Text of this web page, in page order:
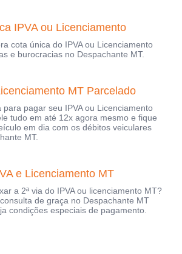
IPVA ou Licenciamento
cota única do IPVA ou Licenciamento
e burocracias no Despachante MT.
MT Parcelado
para pagar seu IPVA ou Licenciamento
tudo em até 12x agora mesmo e fique
em dia com os débitos veiculares
MT.
e Licenciamento MT
a 2ª via do IPVA ou licenciamento MT?
de graça no Despachante MT
condições especiais de pagamento.